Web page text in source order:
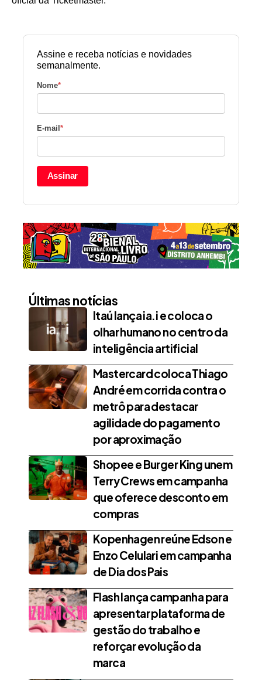
Assine e receba notícias e novidades
semanalmente.
Nome*
E-mail *
Assinar
Últimas notícias
Itaú lança ia.i e coloca o
olhar humano no centro da
inteligência artificial
Mastercard coloca Thiago
André em corrida contra o
metrô para destacar
agilidade do pagamento
por aproximação
Shopee e Burger King unem
Terry Crews em campanha
que oferece desconto em
compras
Kopenhagen reúne Edson e
Enzo Celulari em campanha
de Dia dos Pais
Flash lança campanha para
apresentar plataforma de
gestão do trabalho e
reforçar evolução da
marca